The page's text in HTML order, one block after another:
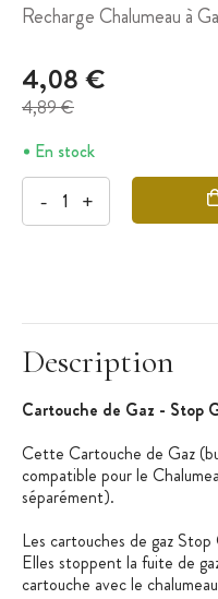
Recharge Chalumeau à
4,08 €
4,89 €
En stock
- +
Description
Cartouche de Gaz - Stop
Cette Cartouche de Gaz
compatible pour le
séparément).
Les cartouches de gaz
Elles stoppent la fuite de
cartouche avec le